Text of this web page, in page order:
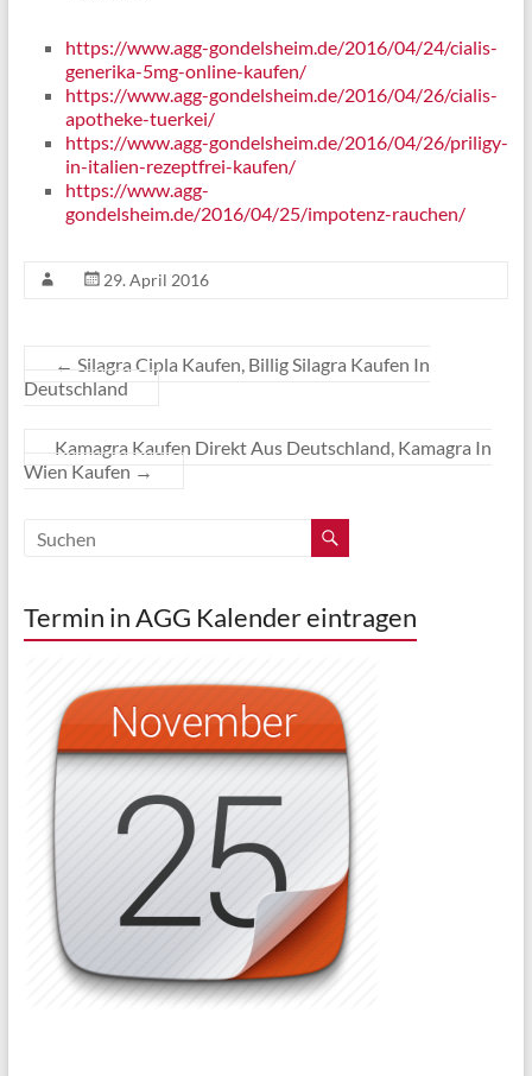
https://www.agg-gondelsheim.de/2016/04/24/cialis-
generika-5mg-online-kaufen/
https://www.agg-gondelsheim.de/2016/04/26/cialis-
apotheke-tuerkei/
https://www.agg-gondelsheim.de/2016/04/26/priligy-
in-italien-rezeptfrei-kaufen/
https://www.agg-
gondelsheim.de/2016/04/25/impotenz-rauchen/
29. April 2016
← Silagra Cipla Kaufen, Billig Silagra Kaufen In
Deutschland
Kamagra Kaufen Direkt Aus Deutschland, Kamagra In
Wien Kaufen →
Termin in AGG Kalender eintragen